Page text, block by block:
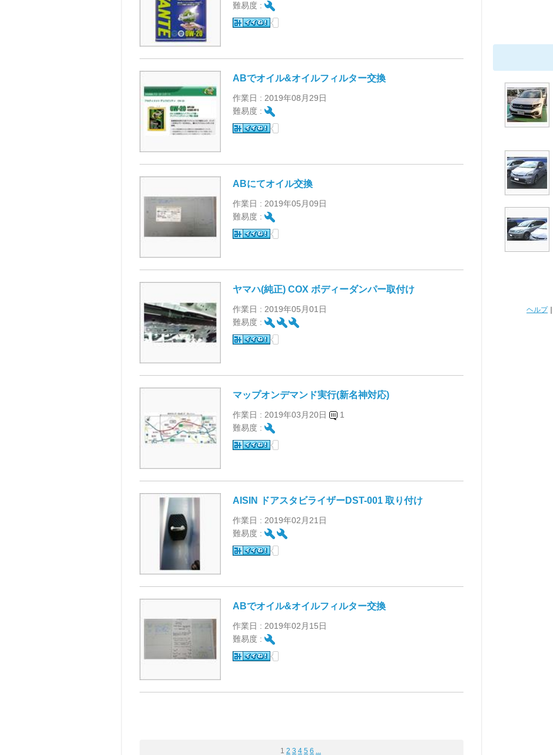
難易度 :
ABでオイル&オイルフィルター交換
作業日 : 2019年08月29日
難易度 :
ABにてオイル交換
作業日 : 2019年05月09日
難易度 :
ヤマハ(純正) COX ボディーダンパー取付け
作業日 : 2019年05月01日
難易度 :
マップオンデマンド実行(新名神対応)
作業日 : 2019年03月20日
1
難易度 :
AISIN ドアスタビライザーDST-001 取り付け
作業日 : 2019年02月21日
難易度 :
ABでオイル&オイルフィルター交換
作業日 : 2019年02月15日
難易度 :
1 2 3 4 5 6 ...
ヘルプ｜